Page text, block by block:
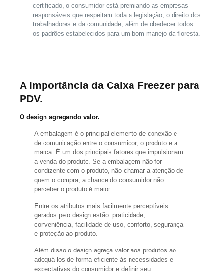
certificado, o consumidor está premiando as empresas
responsáveis que respeitam toda a legislação, o direito dos
trabalhadores e da comunidade, além de obedecer todos
os padrões estabelecidos para um bom manejo da floresta.
A importância da Caixa Freezer para
PDV.
O design agregando valor.
A embalagem é o principal elemento de conexão e
de comunicação entre o consumidor, o produto e a
marca. É um dos principais fatores que impulsionam
a venda do produto. Se a embalagem não for
condizente com o produto, não chamar a atenção de
quem o compra, a chance do consumidor não
perceber o produto é maior.
Entre os atributos mais facilmente perceptíveis
gerados pelo design estão: praticidade,
conveniência, facilidade de uso, conforto, segurança
e proteção ao produto.
Além disso o design agrega valor aos produtos ao
adequá-los de forma eficiente às necessidades e
expectativas do consumidor e definir seu